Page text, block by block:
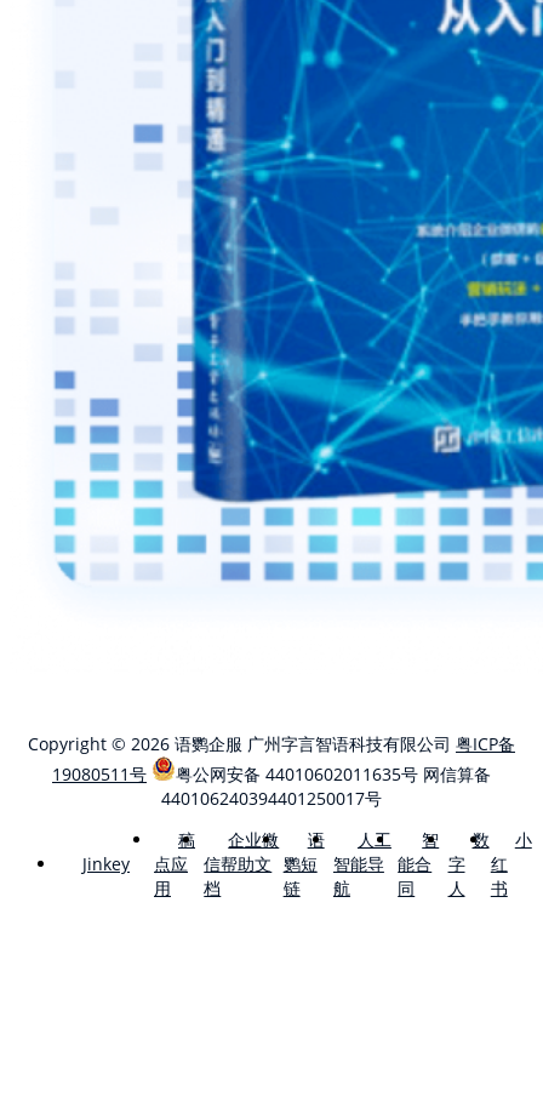
Copyright © 2026 语鹦企服 广州字言智语科技有限公司 粤ICP备
19080511号
粤公网安备 44010602011635号 网信算备
440106240394401250017号
Jinkey
稿
点应
用
企业微
信帮助文
档
语
鹦短
链
人工
智能导
航
智
能合
同
数
字
人
小
红
书